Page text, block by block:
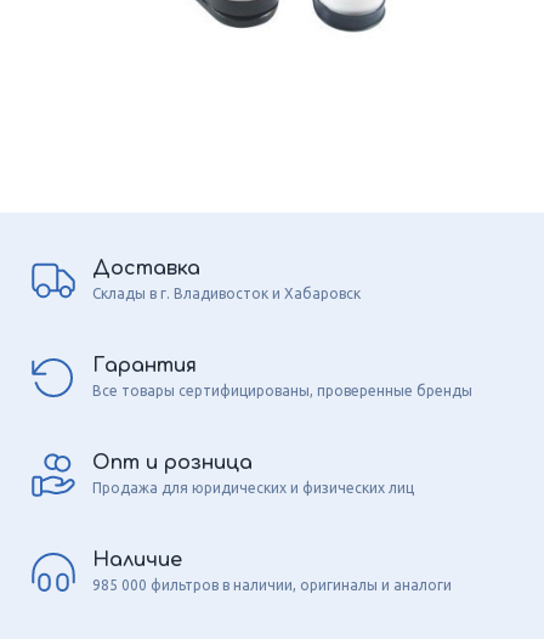
Доставка
Склады в г. Владивосток и Хабаровск
Гарантия
Все товары сертифицированы, проверенные бренды
Опт и розница
Продажа для юридических и физических лиц
Наличие
985 000 фильтров в наличии, оригиналы и аналоги